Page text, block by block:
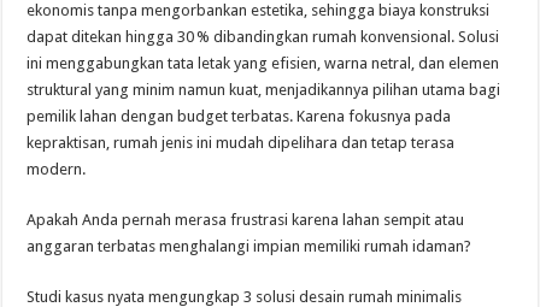
ekonomis tanpa mengorbankan estetika, sehingga biaya konstruksi
dapat ditekan hingga 30 % dibandingkan rumah konvensional. Solusi
ini menggabungkan tata letak yang efisien, warna netral, dan elemen
struktural yang minim namun kuat, menjadikannya pilihan utama bagi
pemilik lahan dengan budget terbatas. Karena fokusnya pada
kepraktisan, rumah jenis ini mudah dipelihara dan tetap terasa
modern.
Apakah Anda pernah merasa frustrasi karena lahan sempit atau
anggaran terbatas menghalangi impian memiliki rumah idaman?
Studi kasus nyata mengungkap 3 solusi desain rumah minimalis